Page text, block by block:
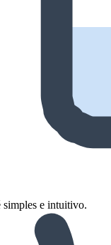
simples e intuitivo.